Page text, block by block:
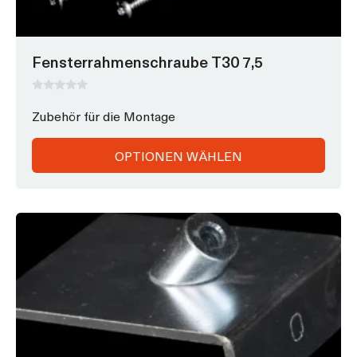
Fensterrahmenschraube T30 7,5
v
o
5
Zubehör für die Montage
OPTIONEN WÄHLEN
Optionen
auf
der
Produktseite
werden